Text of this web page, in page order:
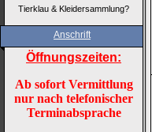
Tierklau & Kleidersammlung?
Anschrift
Öffnungszeiten:
Ab sofort Vermittlung
nur nach telefonischer
Terminabsprache